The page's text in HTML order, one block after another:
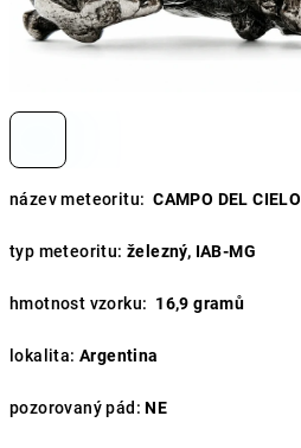
název meteoritu: CAMPO DEL CIELO
typ meteoritu: železný, IAB-MG
hmotnost vzorku: 16,9 gramů
lokalita: Argentina
pozorovaný pád:NE